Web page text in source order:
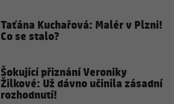
Taťána Kuchařová: Malér v Plzni!
Co se stalo?
Šokující přiznání Veroniky
Žilkové: Už dávno učinila zásadní
rozhodnutí!